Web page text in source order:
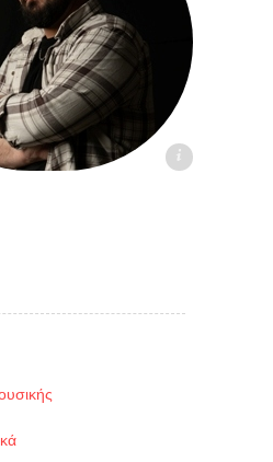
Θοδωρής Νεοφώτιστος